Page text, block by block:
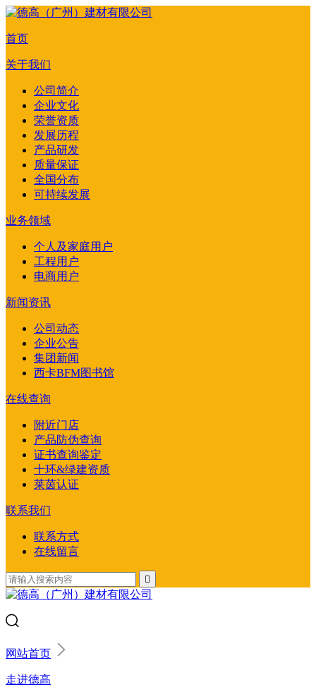
首页
关于我们
公司简介
企业文化
荣誉资质
发展历程
产品研发
质量保证
全国分布
可持续发展
业务领域
个人及家庭用户
工程用户
电商用户
新闻资讯
公司动态
企业公告
集团新闻
西卡BFM图书馆
在线查询
附近门店
产品防伪查询
证书查询鉴定
十环&绿建资质
莱茵认证
联系我们
联系方式
在线留言

网站首页
走进德高